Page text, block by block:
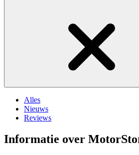
Alles
Nieuws
Reviews
Informatie over